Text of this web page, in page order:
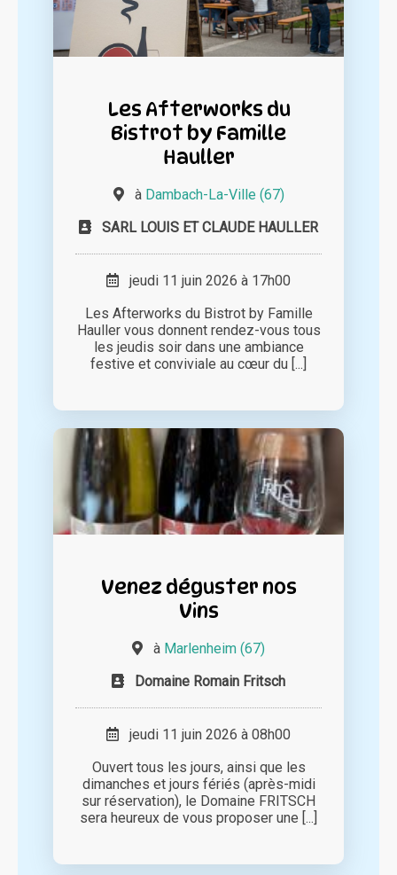
Les Afterworks du
Bistrot by Famille
Hauller
à Dambach-La-Ville (67)
SARL LOUIS ET CLAUDE HAULLER
jeudi 11 juin 2026 à 17h00
Les Afterworks du Bistrot by Famille
Hauller vous donnent rendez-vous tous
les jeudis soir dans une ambiance
festive et conviviale au cœur du [...]
Venez déguster nos
Vins
à Marlenheim (67)
Domaine Romain Fritsch
jeudi 11 juin 2026 à 08h00
Ouvert tous les jours, ainsi que les
dimanches et jours fériés (après-midi
sur réservation), le Domaine FRITSCH
sera heureux de vous proposer une [...]